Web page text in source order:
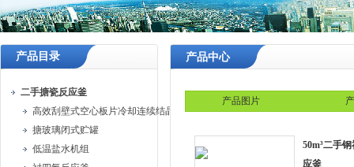
产品目录
二手搪瓷反应釜
高效刮壁式空心板片冷却连续结晶机
搪玻璃闭式贮罐
低温盐水机组
产品中心
产品图片
50m³二手
应釜